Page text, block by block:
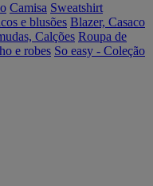
Camisa Sweatshirt
e blusões Blazer, Casaco
Calções Roupa de
e robes So easy - Coleção